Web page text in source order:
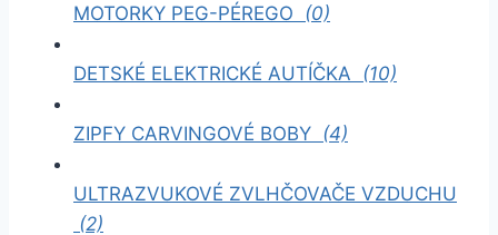
MOTORKY PEG-PÉREGO (0)
DETSKÉ ELEKTRICKÉ AUTÍČKA (10)
ZIPFY CARVINGOVÉ BOBY (4)
ULTRAZVUKOVÉ ZVLHČOVAČE VZDUCHU
(2)